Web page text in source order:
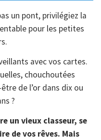
un pont, privilégiez la
pour les petites
avec vos cartes.
chouchoutées
de l’or dans dix ou
?
un vieux classeur, se
de vos rêves. Mais